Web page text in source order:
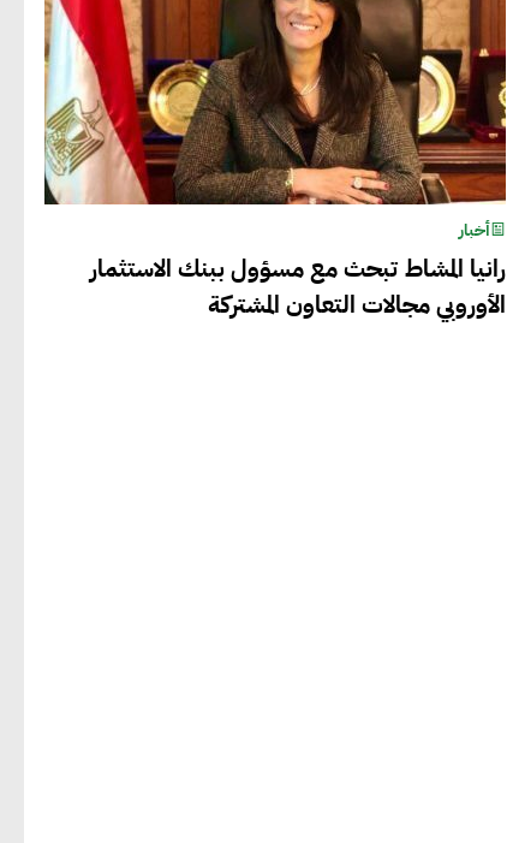
أخبار
رانيا المشاط تبحث مع مسؤول ببنك الاستثمار
الأوروبي مجالات التعاون المشتركة